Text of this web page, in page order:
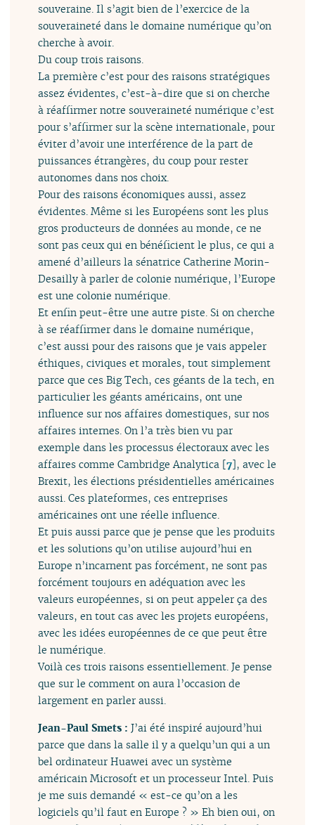
souveraine. Il s’agit bien de l’exercice de la
souveraineté dans le domaine numérique qu’on
cherche à avoir.
Du coup trois raisons.
La première c’est pour des raisons stratégiques
assez évidentes, c’est-à-dire que si on cherche
à réaffirmer notre souveraineté numérique c’est
pour s’affirmer sur la scène internationale, pour
éviter d’avoir une interférence de la part de
puissances étrangères, du coup pour rester
autonomes dans nos choix.
Pour des raisons économiques aussi, assez
évidentes. Même si les Européens sont les plus
gros producteurs de données au monde, ce ne
sont pas ceux qui en bénéficient le plus, ce qui a
amené d’ailleurs la sénatrice Catherine Morin-
Desailly à parler de colonie numérique, l’Europe
est une colonie numérique.
Et enfin peut-être une autre piste. Si on cherche
à se réaffirmer dans le domaine numérique,
c’est aussi pour des raisons que je vais appeler
éthiques, civiques et morales, tout simplement
parce que ces Big Tech, ces géants de la tech, en
particulier les géants américains, ont une
influence sur nos affaires domestiques, sur nos
affaires internes. On l’a très bien vu par
exemple dans les processus électoraux avec les
affaires comme Cambridge Analytica [7], avec le
Brexit, les élections présidentielles américaines
aussi. Ces plateformes, ces entreprises
américaines ont une réelle influence.
Et puis aussi parce que je pense que les produits
et les solutions qu’on utilise aujourd’hui en
Europe n’incarnent pas forcément, ne sont pas
forcément toujours en adéquation avec les
valeurs européennes, si on peut appeler ça des
valeurs, en tout cas avec les projets européens,
avec les idées européennes de ce que peut être
le numérique.
Voilà ces trois raisons essentiellement. Je pense
que sur le comment on aura l’occasion de
largement en parler aussi.
Jean-Paul Smets :J’ai été inspiré aujourd’hui
parce que dans la salle il y a quelqu’un qui a un
bel ordinateur Huawei avec un système
américain Microsoft et un processeur Intel. Puis
je me suis demandé « est-ce qu’on a les
logiciels qu’il faut en Europe ? » Eh bien oui, on